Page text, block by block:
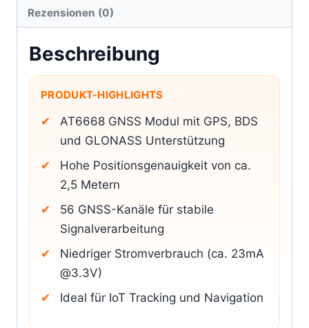
Rezensionen (0)
Beschreibung
PRODUKT-HIGHLIGHTS
AT6668 GNSS Modul mit GPS, BDS
und GLONASS Unterstützung
Hohe Positionsgenauigkeit von ca.
2,5 Metern
56 GNSS-Kanäle für stabile
Signalverarbeitung
Niedriger Stromverbrauch (ca. 23mA
@3.3V)
Ideal für IoT Tracking und Navigation